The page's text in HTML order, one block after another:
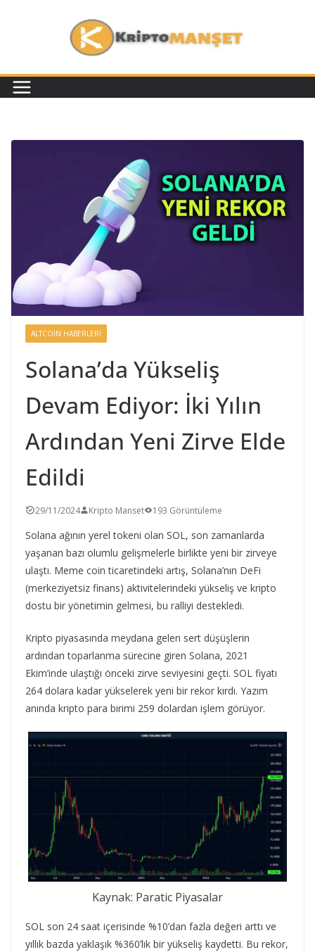
ALTCOIN HABERLERI
Solana’da Yükseliş
Devam Ediyor: İki Yılın
Ardından Yeni Zirve Elde
Edildi
29/11/2024 Kripto Manset 193 Görüntüleme
Solana ağının yerel tokeni olan SOL, son zamanlarda
yaşanan bazı olumlu gelişmelerle birlikte yeni bir zirveye
ulaştı. Meme coin ticaretindeki artış, Solana’nın DeFi
(merkeziyetsiz finans) aktivitelerindeki yükseliş ve kripto
dostu bir yönetimin gelmesi, bu ralliyi destekledi.
Kripto piyasasında meydana gelen sert düşüşlerin
ardından toparlanma sürecine giren Solana, 2021
Ekim’inde ulaştığı önceki zirve seviyesini geçti. SOL fiyatı
264 dolara kadar yükselerek yeni bir rekor kırdı. Yazım
anında kripto para birimi 259 dolardan işlem görüyor.
Kaynak: Paratic Piyasalar
SOL son 24 saat içerisinde %10’dan fazla değeri arttı ve
yıllık bazda yaklaşık %360’lık bir yükseliş kaydetti. Bu rekor,